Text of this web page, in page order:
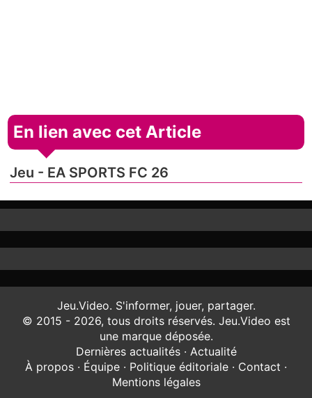
En lien avec cet Article
Jeu - EA SPORTS FC 26
Jeu.Video. S'informer, jouer, partager.
© 2015 - 2026, tous droits réservés. Jeu.Video est
une marque déposée.
Dernières actualités· Actualité
À propos · Équipe · Politique éditoriale · Contact ·
Mentions légales